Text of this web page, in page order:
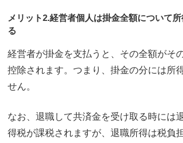
メリット2.経営者個人は掛金全額について
る
経営者が掛金を支払うと、その全額がそ
控除されます。つまり、掛金の分には所
せん。
なお、退職して共済金を受け取る時には
得税が課税されますが、退職所得は税負